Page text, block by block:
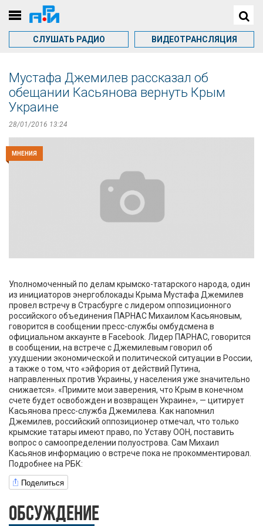
СЛУШАТЬ РАДИО ВИДЕОТРАНСЛЯЦИЯ
Мустафа Джемилев рассказал об
обещании Касьянова вернуть Крым
Украине
28/01/2016 13:24
МНЕНИЯ
Уполномоченный по делам крымско-татарского народа, один
из инициаторов энергоблокады Крыма Мустафа Джемилев
провел встречу в Страсбурге с лидером оппозиционного
российского объединения ПАРНАС Михаилом Касьяновым,
говорится в сообщении пресс-службы омбудсмена в
официальном аккаунте в Facebook. Лидер ПАРНАС, говорится
в сообщении, на встрече с Джемилевым говорил об
ухудшении экономической и политической ситуации в России,
а также о том, что «эйфория от действий Путина,
направленных против Украины, у населения уже значительно
снижается». «Примите мои заверения, что Крым в конечном
счете будет освобожден и возвращен Украине», — цитирует
Касьянова пресс-служба Джемилева. Как напомнил
Джемилев, российский оппозиционер отмечал, что только
крымские татары имеют право, по Уставу ООН, поставить
вопрос о самоопределении полуострова. Сам Михаил
Касьянов информацию о встрече пока не прокомментировал.
Подробнее на РБК:
Поделиться
ОБСУЖДЕНИЕ